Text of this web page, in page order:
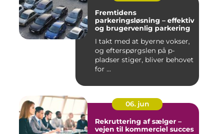
Fremtidens
parkeringsløsning – effektiv
og brugervenlig parkering
I takt med at byerne vokser,
og efterspørgslen på p-
pladser stiger, bliver behovet
for ...
06. jun
Rekruttering af sælger –
vejen til kommerciel succes